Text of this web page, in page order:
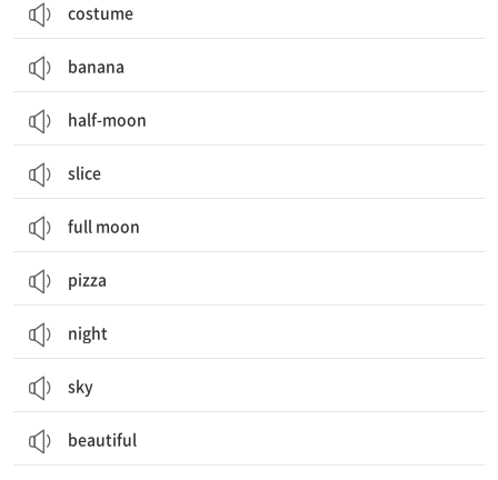
costume
banana
half-moon
slice
full moon
pizza
night
sky
beautiful